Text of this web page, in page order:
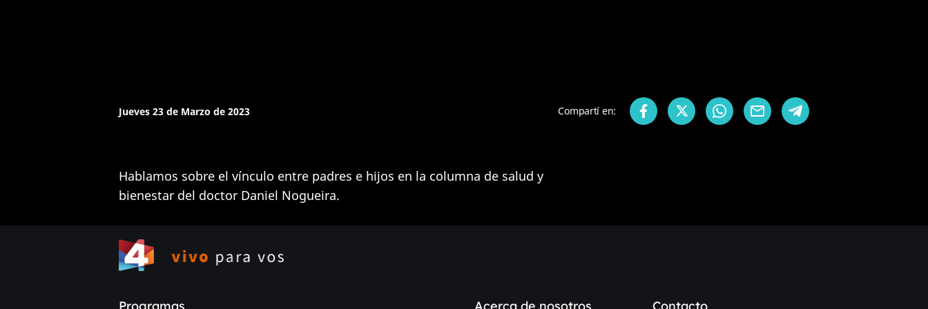
Jueves 23 de Marzo de 2023 Compartí en:
Hablamos sobre el vínculo entre padres e hijos en la columna de salud y
bienestar del doctor Daniel Nogueira.